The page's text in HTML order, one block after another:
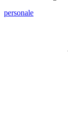
personale